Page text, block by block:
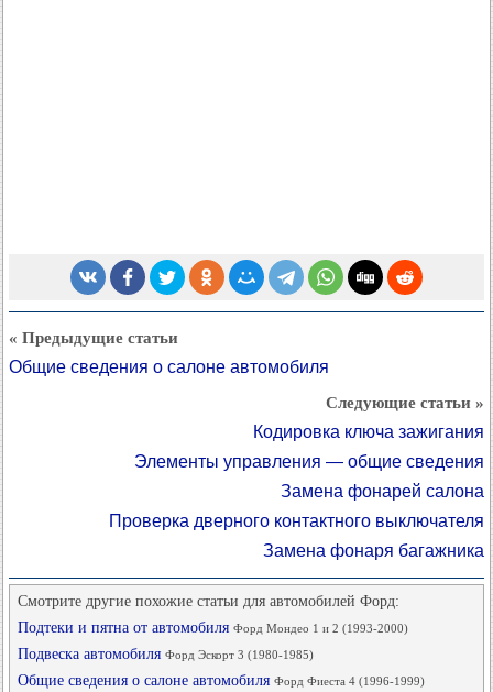
« Предыдущие статьи
Общие сведения о салоне автомобиля
Следующие статьи »
Кодировка ключа зажигания
Элементы управления — общие сведения
Замена фонарей салона
Проверка дверного контактного выключателя
Замена фонаря багажника
Смотрите другие похожие статьи для автомобилей Форд:
Подтеки и пятна от автомобиля Форд Мондео 1 и 2 (1993-2000)
Подвеска автомобиля Форд Эскорт 3 (1980-1985)
Общие сведения о салоне автомобиля Форд Фиеста 4 (1996-1999)